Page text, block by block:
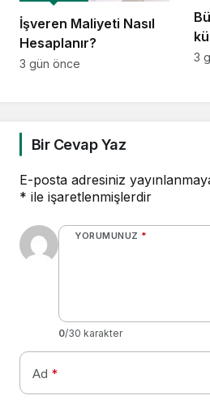
İşveren Maliyeti Nasıl
Hesaplanır?
3 gün önce 3
Bir Cevap Yaz
E-posta adresiniz
* ile işaretlenmişlerdir
YORUMUNUZ *
0/30 karakter
Ad *